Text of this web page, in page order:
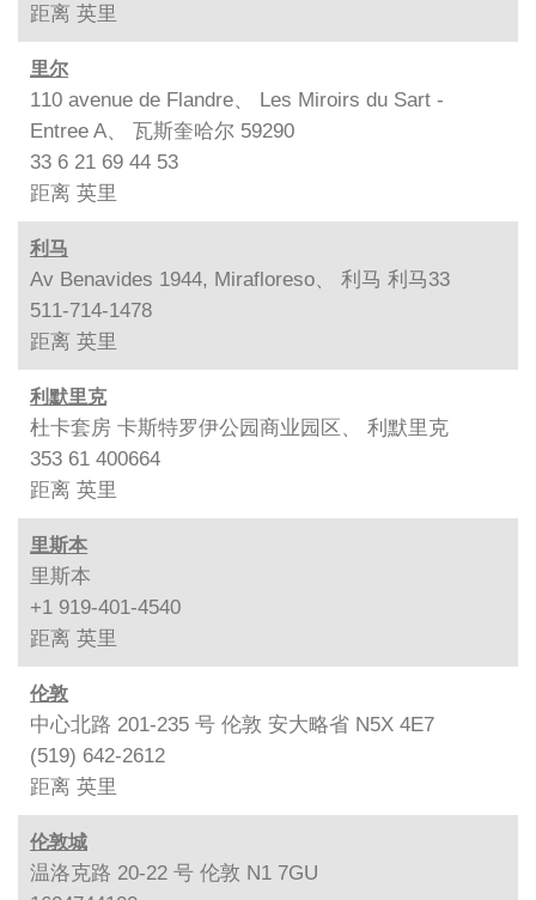
距离 英里
里尔
110 avenue de Flandre、 Les Miroirs du Sart -
Entree A、 瓦斯奎哈尔 59290
33 6 21 69 44 53
距离 英里
利马
Av Benavides 1944, Mirafloreso、 利马 利马33
511-714-1478
距离 英里
利默里克
杜卡套房 卡斯特罗伊公园商业园区、 利默里克
353 61 400664
距离 英里
里斯本
里斯本
+1 919-401-4540
距离 英里
伦敦
中心北路 201-235 号 伦敦 安大略省 N5X 4E7
(519) 642-2612
距离 英里
伦敦城
温洛克路 20-22 号 伦敦 N1 7GU